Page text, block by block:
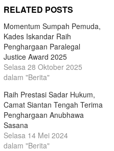
RELATED POSTS
Momentum Sumpah Pemuda,
Kades Iskandar Raih
Penghargaan Paralegal
Justice Award 2025
Selasa 28 Oktober 2025
dalam "Berita"
Raih Prestasi Sadar Hukum,
Camat Siantan Tengah Terima
Penghargaan Anubhawa
Sasana
Selasa 14 Mei 2024
dalam "Berita"